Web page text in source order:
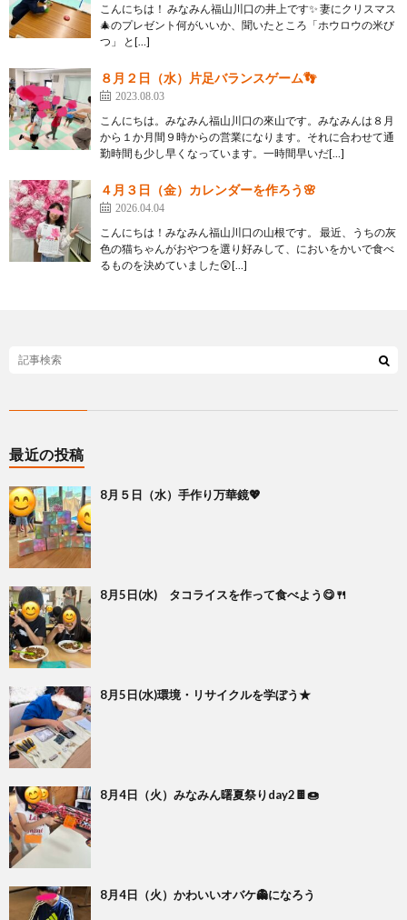
こんにちは！ みなみん福山川口の井上です✨ 妻にクリスマス
🎄のプレゼント何がいいか、聞いたところ「ホウロウの米び
つ」 と[…]
８月２日（水）片足バランスゲーム👣
2023.08.03
こんにちは。みなみん福山川口の來山です。みなみんは８月
から１か月間９時からの営業になります。それに合わせて通
勤時間も少し早くなっています。一時間早いだ[…]
４月３日（金）カレンダーを作ろう🌸
2026.04.04
こんにちは！みなみん福山川口の山根です。 最近、うちの灰
色の猫ちゃんがおやつを選り好みして、においをかいで食べ
るものを決めていました😲[…]
最近の投稿
8月５日（水）手作り万華鏡💖
8月5日(水) タコライスを作って食べよう😋🍴
8月5日(水)環境・リサイクルを学ぼう★
8月4日（火）みなみん曙夏祭りday2🍫🍩
8月4日（火）かわいいオバケ👻になろう